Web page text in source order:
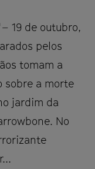
– 19 de outubro,
pelos
tomam a
sobre a morte
jardim da
No